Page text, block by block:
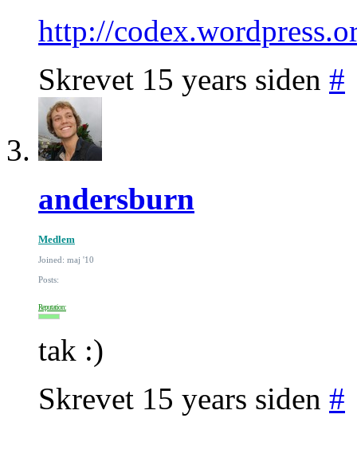
http://
Skrevet 15 years siden #
andersburn
Medlem
Joined: maj '10
Posts:
Reputation:
tak :)
Skrevet 15 years siden #